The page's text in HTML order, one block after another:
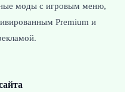
моды с игровым меню,
Premium и